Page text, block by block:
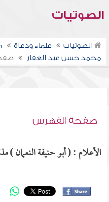
الصوتيات
الصوتيات علماء ودعاة
محمد حسن عبد الغفار
صفحة الفهرس
الأعلام : ( أبو حنيفة النعمان )